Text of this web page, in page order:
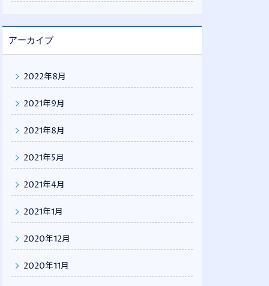
アーカイブ
2022年8月
2021年9月
2021年8月
2021年5月
2021年4月
2021年1月
2020年12月
2020年11月